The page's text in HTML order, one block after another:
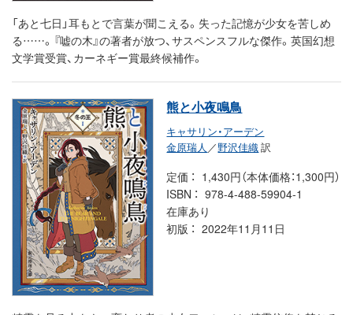
「あと七日」耳もとで言葉が聞こえる。失った記憶が少女を苦しめ
る……。『嘘の木』の著者が放つ、サスペンスフルな傑作。英国幻想
文学賞受賞、カーネギー賞最終候補作。
熊と小夜鳴鳥
キャサリン・アーデン
金原瑞人 ／野沢佳織訳
定価
1,430円（本体価格：1,300円）
ISBN
978-4-488-59904-1
在庫あり
初版
2022年11月11日